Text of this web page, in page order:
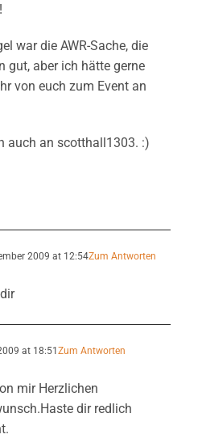
war die AWR-Sache, die
gut, aber ich hätte gerne
von euch zum Event an
auch an scotthall1303. :)
2009 at 12:54Zum Antworten
at 18:51Zum Antworten
mir Herzlichen
dir redlich